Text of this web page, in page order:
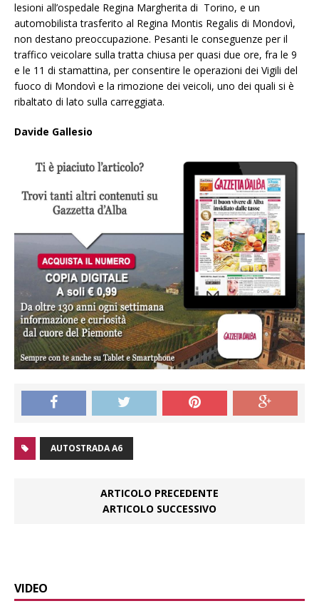
lesioni all’ospedale Regina Margherita di Torino, e un
automobilista trasferito al Regina Montis Regalis di Mondovì,
non destano preoccupazione. Pesanti le conseguenze per il
traffico veicolare sulla tratta chiusa per quasi due ore, fra le 9
e le 11 di stamattina, per consentire le operazioni dei Vigili del
fuoco di Mondovì e la rimozione dei veicoli, uno dei quali si è
ribaltato di lato sulla carreggiata.
Davide Gallesio
AUTOSTRADA A6
ARTICOLO PRECEDENTE
ARTICOLO SUCCESSIVO
VIDEO